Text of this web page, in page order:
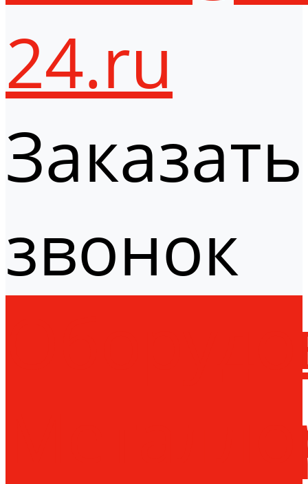
24.ru
Заказать
звонок